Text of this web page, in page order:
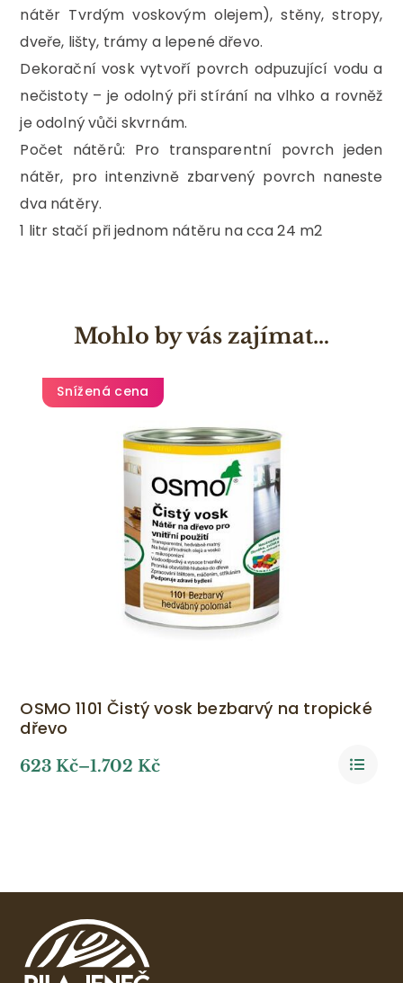
nátěr Tvrdým voskovým olejem), stěny, stropy,
dveře, lišty, trámy a lepené dřevo.
Dekorační vosk vytvoří povrch odpuzující vodu a
nečistoty – je odolný při stírání na vlhko a rovněž
je odolný vůči skvrnám.
Počet nátěrů: Pro transparentní povrch jeden
nátěr, pro intenzivně zbarvený povrch naneste
dva nátěry.
1 litr stačí při jednom nátěru na cca 24 m2
Mohlo by vás zajímat…
Snížená cena
OSMO 1101 Čistý vosk bezbarvý na tropické
dřevo
623Kč–1.702Kč